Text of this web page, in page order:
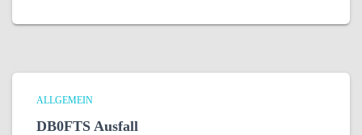
ALLGEMEIN
DB0FTS Ausfall